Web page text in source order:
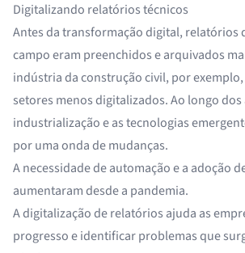
Digitalizando relatórios técnicos
Antes da transformação digital, relatórios
campo eram preenchidos e arquivados
indústria da construção civil, por
setores menos digitalizados. Ao longo dos
industrialização e as tecnologias
por uma onda de mudanças.
A necessidade de automação e a adoção
aumentaram desde a pandemia.
A digitalização de relatórios ajuda as
progresso e identificar problemas que